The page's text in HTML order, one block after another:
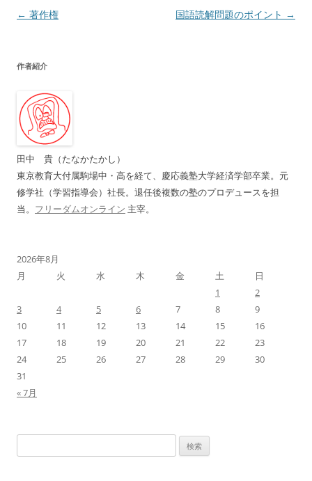
投
ビ
ー
シ
ョ
ン
← 著作権 国語読解問題のポイント →
作者紹介
田中 貴（たなかたかし）
東京教育大付属駒場中・高を経て、慶応義塾大学経済学部卒業。元
修学社（学習指導会）社長。退任後複数の塾のプロデュースを担
当。 フリーダムオンライン 主宰。
2026年8月
月
火 水 木 金 土
日
1
2
3
4 5 6 7 8
9
10
11 12 13 14 15
16
17
18 19 20 21 22
23
24
25 26 27 28 29
30
31
« 7月
索: